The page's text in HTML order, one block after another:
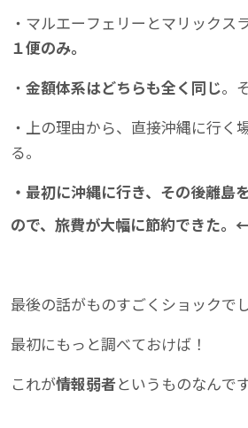
・マルエーフェリーとマリックス
１便のみ。
・ 金額体系はどちらも全く同じ。
・上の理由から、直接沖縄に行く
る。
・最初に沖縄に行き、その後離
ので、旅費が大幅に節約できた。
最後の話がものすごくショックで
最初にもっと調べておけば！
これが情報弱者というものなんで